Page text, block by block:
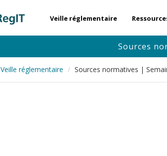
Veille réglementaire
Sources
Veille réglementaire Sources normatives |